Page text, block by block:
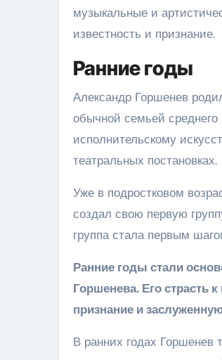
музыкальные и
известность и признание.
Ранние годы
Александр Горшенев
обычной семьей среднего
исполнительскому
театральных постановках.
Уже в подростковом
создал свою первую
группа стала первым
Ранние годы стали
Горшенева. Его страсть
признание и
В ранних годах Горшенев